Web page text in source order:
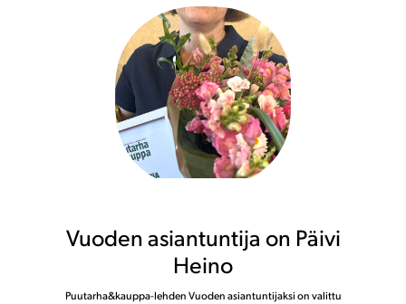
Vuoden asiantuntija on Päivi
Heino
Puutarha&kauppa-lehden Vuoden asiantuntijaksi on valittu